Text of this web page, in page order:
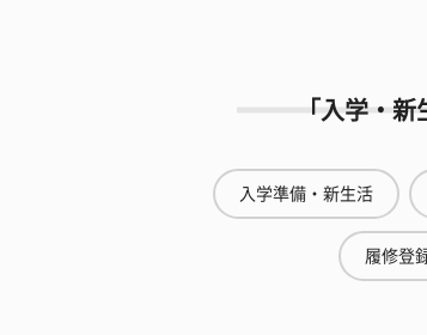
「入学・
入学準備・新生活
履修登